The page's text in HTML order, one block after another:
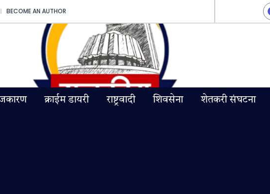
BECOME AN AUTHOR
क्राईम डायरी राष्ट्रवादी शिवसेना शेतकरी संघटना